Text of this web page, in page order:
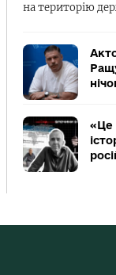
на територію
«Це